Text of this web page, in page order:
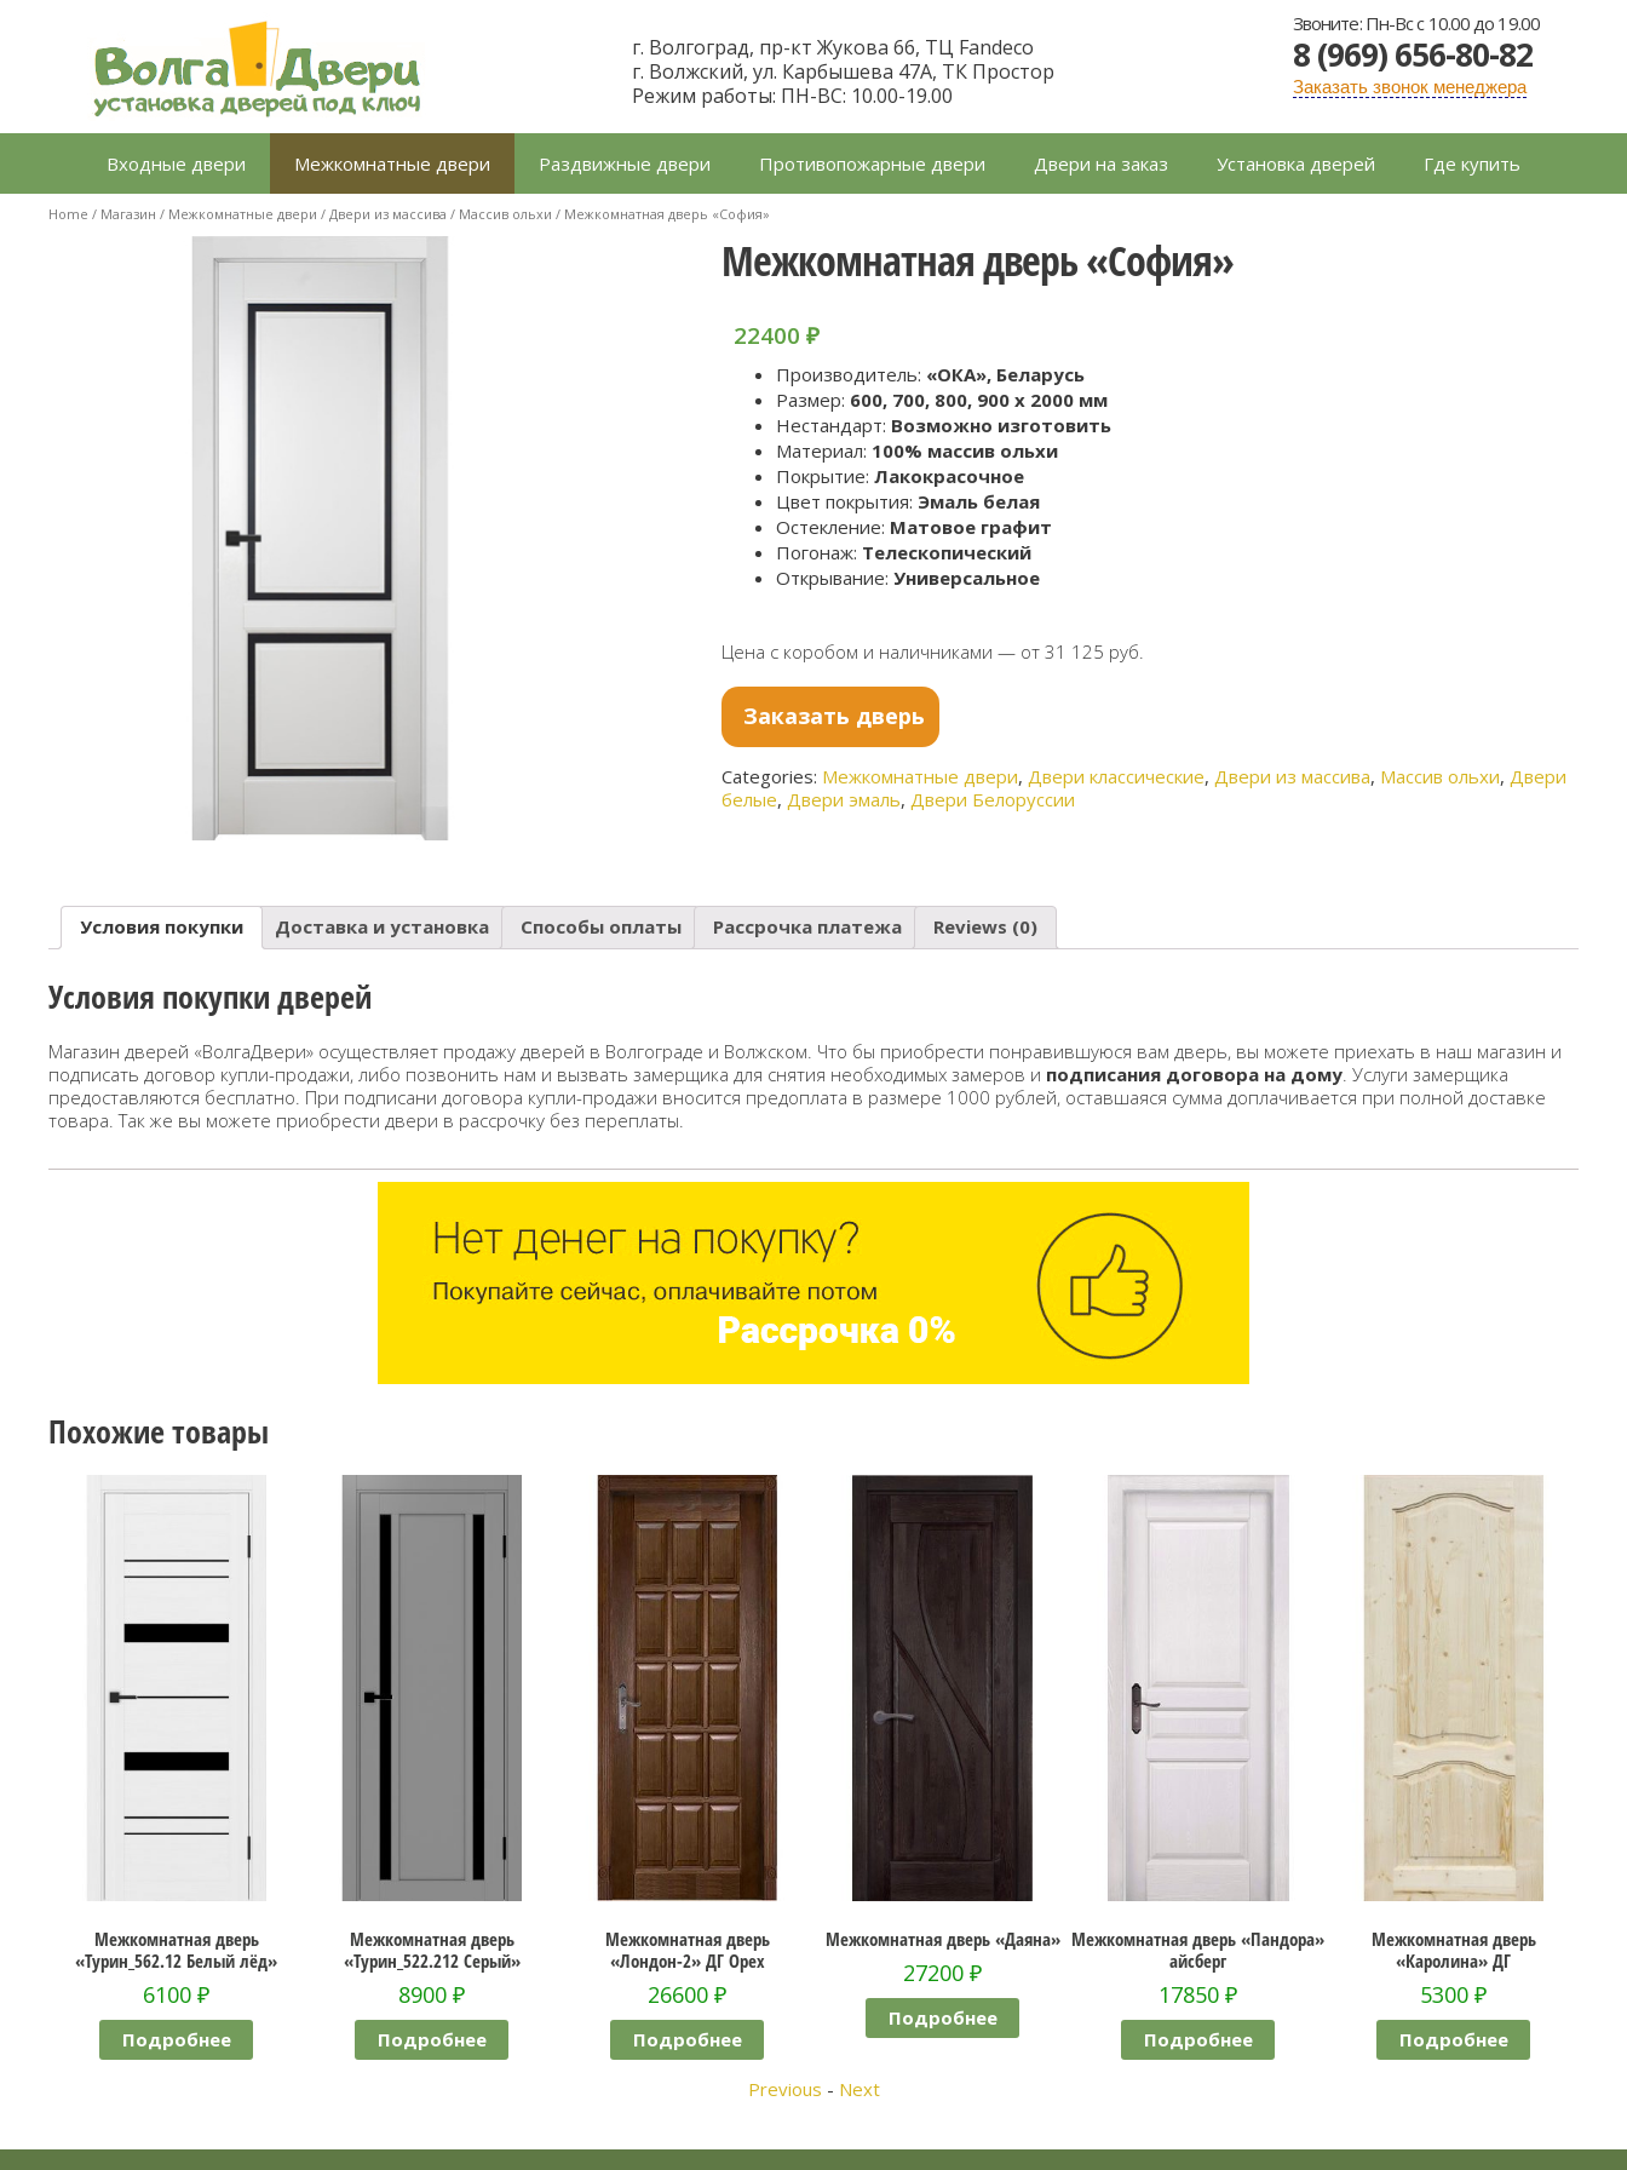
содержимому
г. Волгоград, пр-кт Жукова 66, ТЦ Fandeco
г. Волжский, ул. Карбышева 47А, ТК Простор
Режим работы: ПН-ВС: 10.00-19.00
Звоните: Пн-Вс с 10.00 до 19.00
8 (969) 656-80-82
Заказать звонок менеджера
Входные двери Межкомнатные двери Раздвижные двери Противопожарные двери Двери на заказ Установка дверей Где купить
Home / Магазин / Межкомнатные двери / Двери из массива / Массив ольхи / Межкомнатная дверь «София»
Межкомнатная дверь «София»
22400₽
Производитель: «ОКА», Беларусь
Размер: 600, 700, 800, 900 x 2000 мм
Нестандарт: Возможно изготовить
Материал: 100% массив ольхи
Покрытие:Лакокрасочное
Цвет покрытия: Эмаль белая
Остекление: Матовое графит
Погонаж: Телескопический
Открывание:Универсальное
Цена с коробом и наличниками — от 31 125 руб.
Заказать дверь
Categories: Межкомнатные двери, Двери классические, Двери из массива, Массив ольхи, Двери
белые, Двери эмаль, Двери Белоруссии
Условия покупки Доставка и установка Способы оплаты Рассрочка платежа Reviews (0)
Условия покупки дверей
Магазин дверей «ВолгаДвери» осуществляет продажу дверей в Волгограде и Волжском. Что бы приобрести понравившуюся вам дверь, вы можете приехать в наш магазин и
подписать договор купли-продажи, либо позвонить нам и вызвать замерщика для снятия необходимых замеров и подписания договора на дому . Услуги замерщика
предоставляются бесплатно. При подписани договора купли-продажи вносится предоплата в размере 1000 рублей, оставшаяся сумма доплачивается при полной доставке
товара. Так же вы можете приобрести двери в рассрочку без переплаты.
Похожие товары
дверь
Белый лёд»
Подробнее
Межкомнатная дверь
«Турин_522.212 Серый»
Подробнее
Межкомнатная дверь
«Лондон-2» ДГ Орех
Подробнее
Межкомнатная дверь «Даяна»
Подробнее
Межкомнатная дверь «Пандора»
Подробнее
Межкомнатная дверь
«Каролина» ДГ
Подробнее
Previous - Next